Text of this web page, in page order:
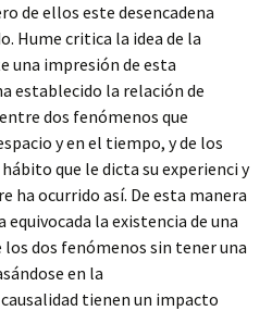
de ellos este desencadena
Hume critica la idea de la
una impresión de esta
establecido la relación de
dos fenómenos que
y en el tiempo, y de los
que le dicta su experienci y
ha ocurrido así. De esta manera
la existencia de una
dos fenómenos sin tener una
en la
tienen un impacto